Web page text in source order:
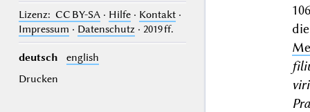
Lizenz: CC BY-SA· Hilfe· Kontakt·
Impressum · Datenschutz· 2019 ff.
deutsch
english
Drucken